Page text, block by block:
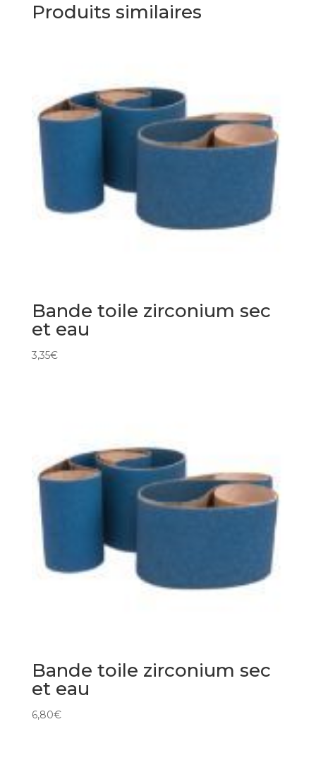
Produits similaires
Bande toile zirconium sec
et eau
3,35€
Bande toile zirconium sec
et eau
6,80€